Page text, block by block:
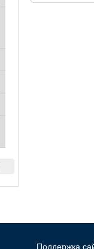
Поддержка